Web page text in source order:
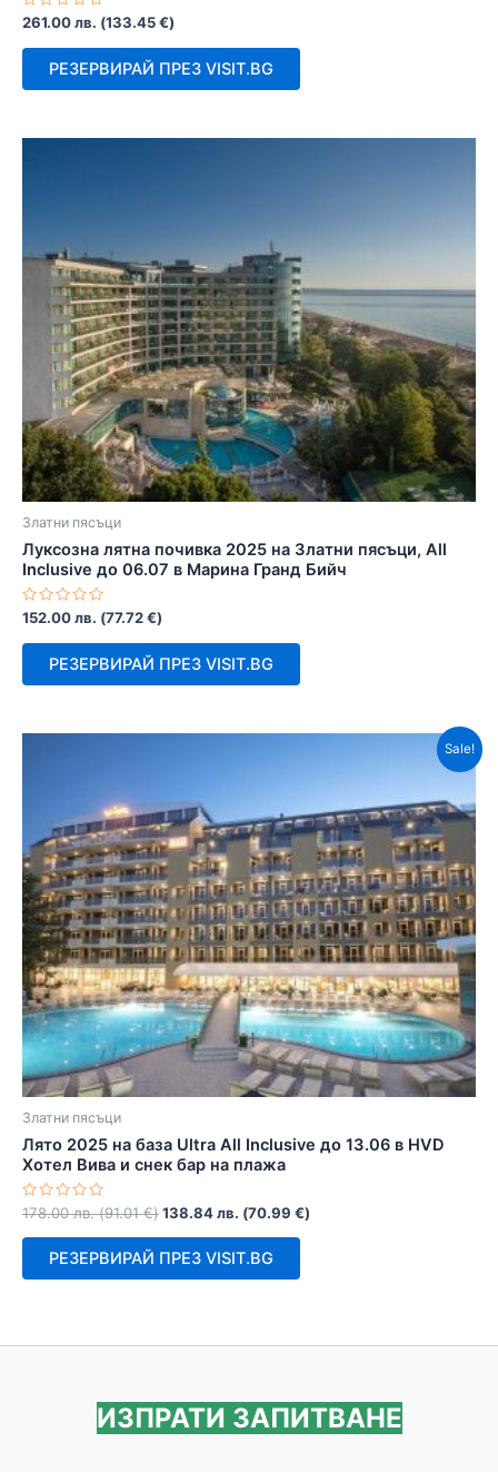
Оценено
с
0
261.00лв. (133.45€)
РЕЗЕРВИРАЙ ПРЕЗ VISIT.BG
Златни пясъци
Луксозна лятна почивка 2025 на Златни пясъци, All
Inclusive до 06.07 в Марина Гранд Бийч
Оценено
с
0
152.00лв. (77.72€)
РЕЗЕРВИРАЙ ПРЕЗ VISIT.BG
Sale!
Златни пясъци
Лято 2025 на база Ultra All Inclusive до 13.06 в HVD
Хотел Вива и снек бар на плажа
Оценено
с
0
178.00лв. (91.01€)138.84лв. (70.99 €)
РЕЗЕРВИРАЙ ПРЕЗ VISIT.BG
ИЗПРАТИ ЗАПИТВАНЕ